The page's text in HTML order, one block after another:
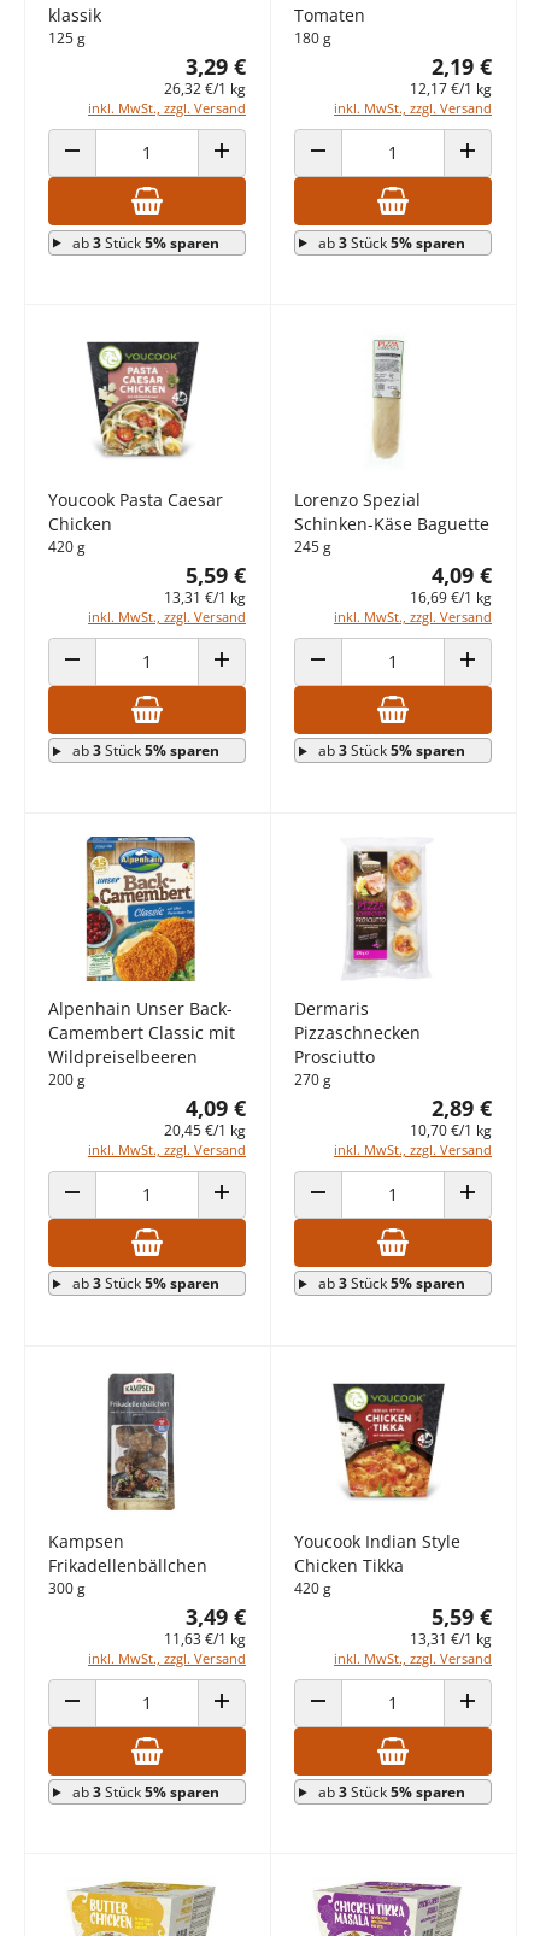
klassik
125 g
3,29 €
26,32 €/1 kg
inkl. MwSt., zzgl. Versand
ANZAHL VERRINGERN ANZAHL ERHÖHEN
ab3Stück5% sparen
Tomaten
180 g
2,19 €
12,17 €/1 kg
inkl. MwSt., zzgl. Versand
ANZAHL VERRINGERN ANZAHL
ab3Stück5% sparen
Youcook Pasta Caesar
Chicken
420 g
5,59 €
13,31 €/1 kg
inkl. MwSt., zzgl. Versand
ANZAHL VERRINGERN ANZAHL ERHÖHEN
ab3Stück5% sparen
Lorenzo Spezial
Schinken-Käse Baguette
245 g
4,09 €
16,69 €/1 kg
inkl. MwSt., zzgl. Versand
ANZAHL VERRINGERN ANZAHL
ab3Stück5% sparen
Alpenhain Unser Back-
Camembert Classic mit
Wildpreiselbeeren
200 g
4,09 €
20,45 €/1 kg
inkl. MwSt., zzgl. Versand
ANZAHL VERRINGERN ANZAHL ERHÖHEN
ab3Stück5% sparen
Dermaris
Pizzaschnecken
Prosciutto
270 g
2,89 €
10,70 €/1 kg
inkl. MwSt., zzgl. Versand
ANZAHL VERRINGERN ANZAHL
ab3Stück5% sparen
Kampsen
Frikadellenbällchen
300 g
3,49 €
11,63 €/1 kg
inkl. MwSt., zzgl. Versand
ANZAHL VERRINGERN ANZAHL ERHÖHEN
ab3Stück5% sparen
Youcook Indian Style
Chicken Tikka
420 g
5,59 €
13,31 €/1 kg
inkl. MwSt., zzgl. Versand
ANZAHL VERRINGERN ANZAHL
ab3Stück5% sparen